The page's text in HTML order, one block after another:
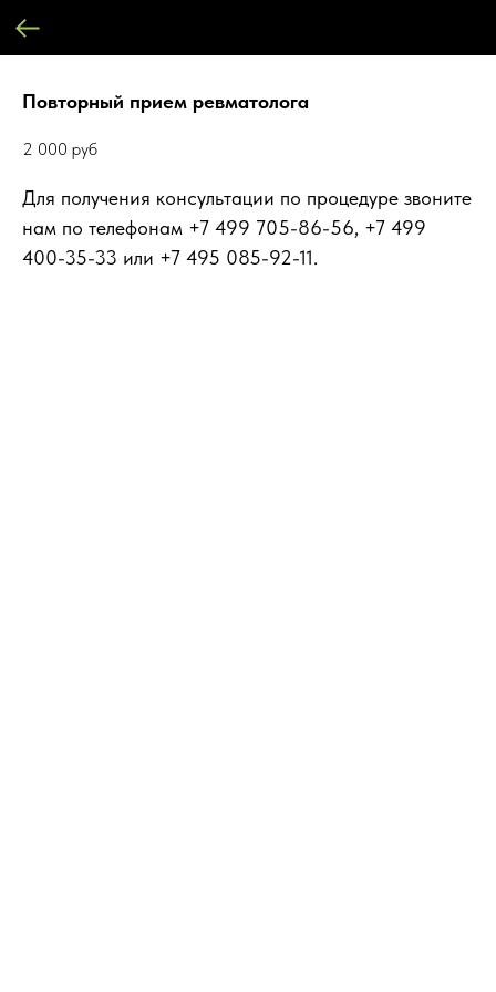
Повторный прием ревматолога
2 000 руб
Для получения консультации по процедуре звоните
нам по телефонам +7 499 705-86-56, +7 499
400-35-33 или +7 495 085-92-11.